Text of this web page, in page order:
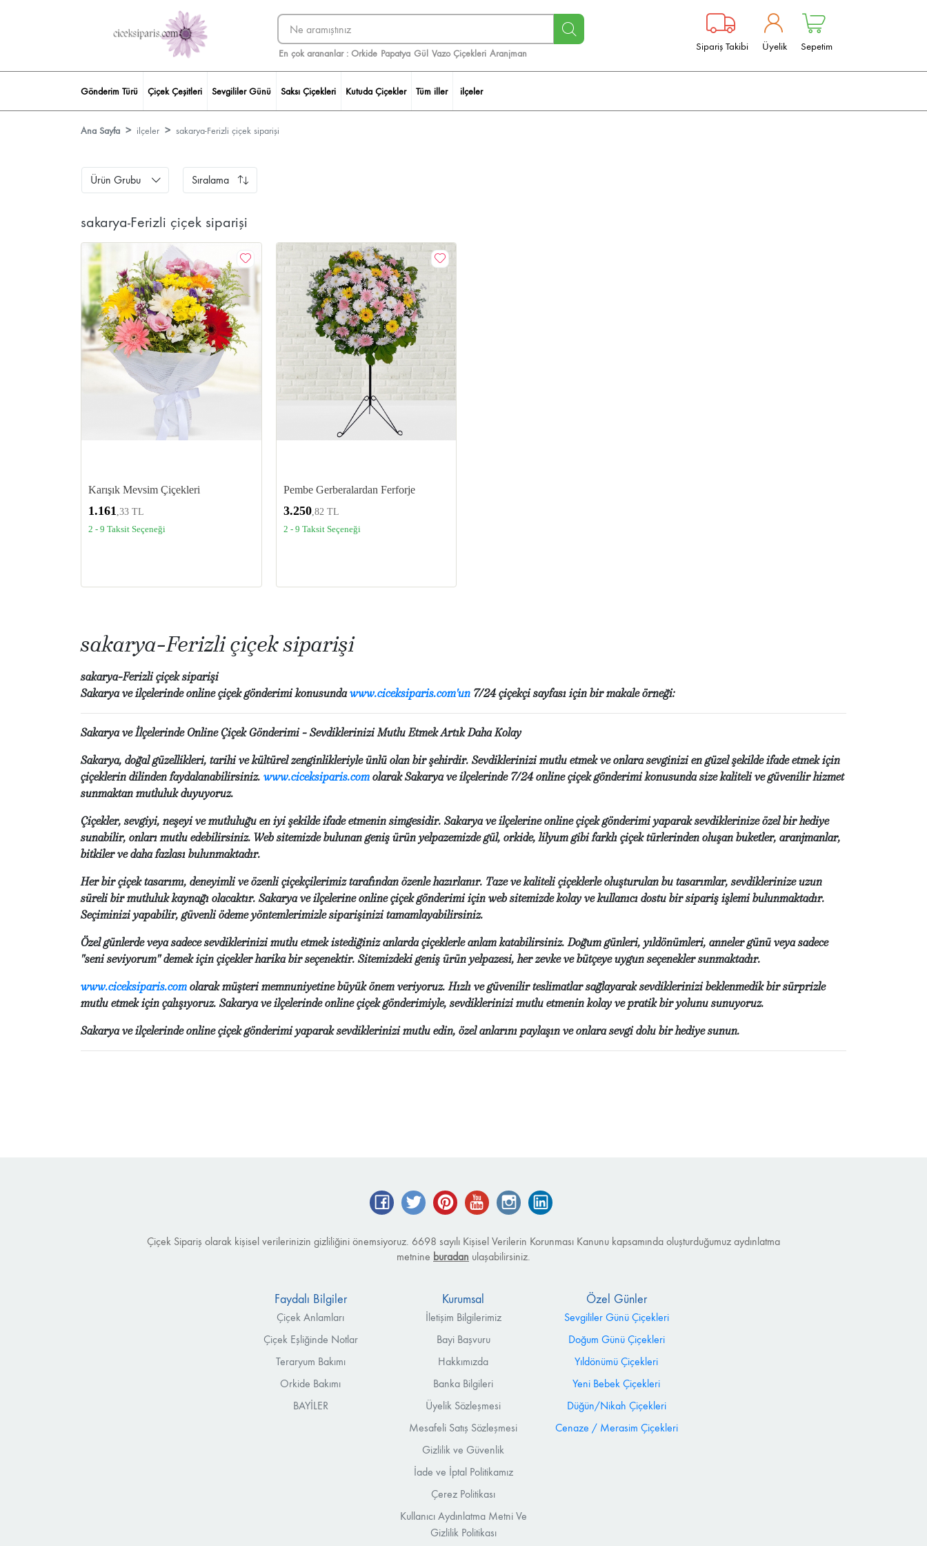
En çok arananlar : Orkide Papatya Gül Vazo Çiçekleri Aranjman
Sipariş Takibi Üyelik Sepetim
Gönderim Türü Çiçek Çeşitleri Sevgililer Günü Saksı Çiçekleri Kutuda Çiçekler Tüm iller ilçeler
Ana Sayfa ilçeler sakarya-Ferizli çiçek siparişi
Ürün Grubu Sıralama
sakarya-Ferizli çiçek siparişi
Karışık Mevsim Çiçekleri
1.161,33 TL
2 - 9 Taksit Seçeneği
Pembe Gerberalardan Ferforje
3.250,82 TL
2 - 9 Taksit Seçeneği
sakarya-Ferizli çiçek siparişi
sakarya-Ferizli çiçek siparişi
Sakarya ve ilçelerinde online çiçek gönderimi konusundawww.ciceksiparis.com'un 7/24 çiçekçi sayfası için bir makale örneği:
Sakarya ve İlçelerinde Online Çiçek Gönderimi - Sevdiklerinizi Mutlu Etmek Artık Daha Kolay
Sakarya, doğal güzellikleri, tarihi ve kültürel zenginlikleriyle ünlü olan bir şehirdir. Sevdiklerinizi mutlu etmek ve onlara sevginizi en güzel şekilde ifade etmek için
çiçeklerin dilinden faydalanabilirsiniz. www.ciceksiparis.com olarak Sakarya ve ilçelerinde 7/24 online çiçek gönderimi konusunda size kaliteli ve güvenilir hizmet
sunmaktan mutluluk duyuyoruz.
Çiçekler, sevgiyi, neşeyi ve mutluluğu en iyi şekilde ifade etmenin simgesidir. Sakarya ve ilçelerine online çiçek gönderimi yaparak sevdiklerinize özel bir hediye
sunabilir, onları mutlu edebilirsiniz. Web sitemizde bulunan geniş ürün yelpazemizde gül, orkide, lilyum gibi farklı çiçek türlerinden oluşan buketler, aranjmanlar,
bitkiler ve daha fazlası bulunmaktadır.
Her bir çiçek tasarımı, deneyimli ve özenli çiçekçilerimiz tarafından özenle hazırlanır. Taze ve kaliteli çiçeklerle oluşturulan bu tasarımlar, sevdiklerinize uzun
süreli bir mutluluk kaynağı olacaktır. Sakarya ve ilçelerine online çiçek gönderimi için web sitemizde kolay ve kullanıcı dostu bir sipariş işlemi bulunmaktadır.
Seçiminizi yapabilir, güvenli ödeme yöntemlerimizle siparişinizi tamamlayabilirsiniz.
Özel günlerde veya sadece sevdiklerinizi mutlu etmek istediğiniz anlarda çiçeklerle anlam katabilirsiniz. Doğum günleri, yıldönümleri, anneler günü veya sadece
"seni seviyorum" demek için çiçekler harika bir seçenektir. Sitemizdeki geniş ürün yelpazesi, her zevke ve bütçeye uygun seçenekler sunmaktadır.
www.ciceksiparis.com olarak müşteri memnuniyetine büyük önem veriyoruz. Hızlı ve güvenilir teslimatlar sağlayarak sevdiklerinizi beklenmedik bir sürprizle
mutlu etmek için çalışıyoruz. Sakarya ve ilçelerinde online çiçek gönderimiyle, sevdiklerinizi mutlu etmenin kolay ve pratik bir yolunu sunuyoruz.
Sakarya ve ilçelerinde online çiçek gönderimi yaparak sevdiklerinizi mutlu edin, özel anlarını paylaşın ve onlara sevgi dolu bir hediye sunun.
FacebookTwitter Pinterest YouTube Instagram
Çiçek Sipariş olarak kişisel verilerinizin gizliliğini önemsiyoruz. 6698 sayılı Kişisel Verilerin Korunması Kanunu kapsamında oluşturduğumuz aydınlatma
metnine buradan ulaşabilirsiniz.
Faydalı Bilgiler
Çiçek Anlamları
Çiçek Eşliğinde Notlar
Teraryum Bakımı
Orkide Bakımı
BAYİLER
Kurumsal
İletişim Bilgilerimiz
Bayi Başvuru
Hakkımızda
Banka Bilgileri
Üyelik Sözleşmesi
Mesafeli Satış Sözleşmesi
Gizlilik ve Güvenlik
İade ve İptal Politikamız
Çerez Politikası
Kullanıcı Aydınlatma Metni Ve
Gizlilik Politikası
Özel Günler
Sevgililer Günü Çiçekleri
Doğum Günü Çiçekleri
Yıldönümü Çiçekleri
Yeni Bebek Çiçekleri
Düğün/Nikah Çiçekleri
Cenaze / Merasim Çiçekleri